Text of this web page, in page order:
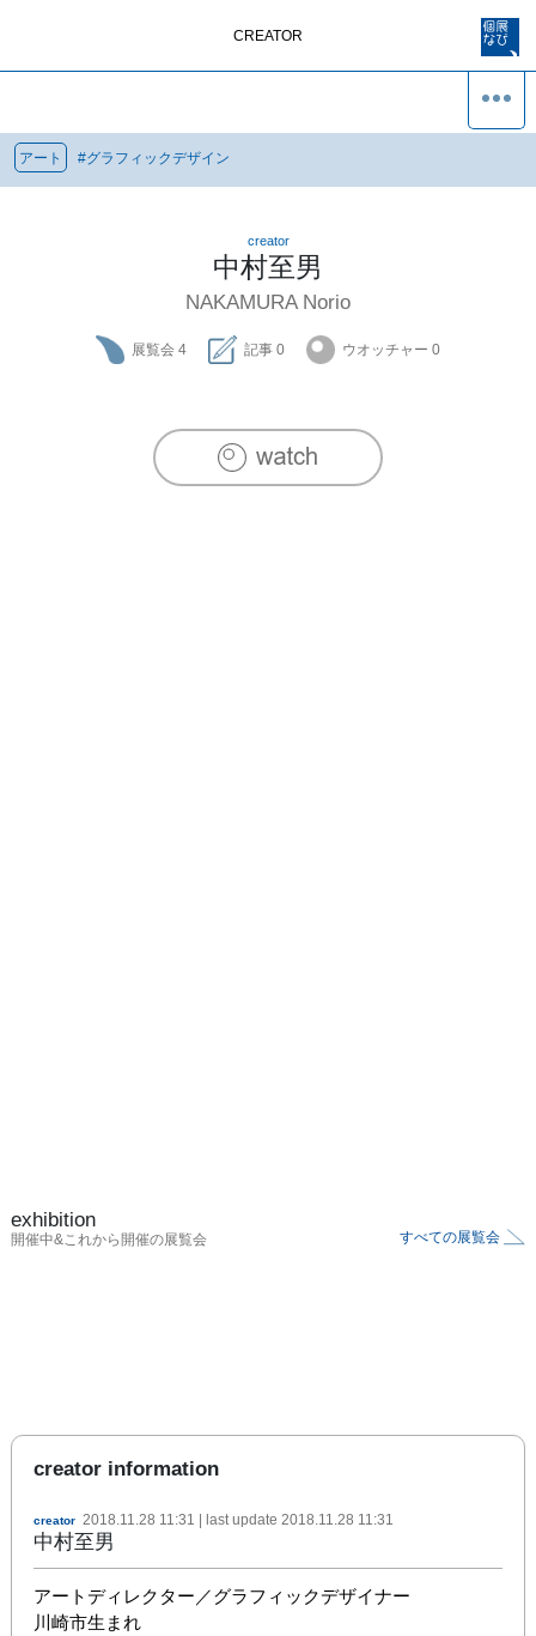
CREATOR
アート #グラフィックデザイン
creator
中村至男
NAKAMURA Norio
展覧会 4 記事 0 ウオッチャー 0
exhibition
開催中&これから開催の展覧会 すべての展覧会
creator information
creator 2018.11.28 11:31 | last update 2018.11.28 11:31
中村至男
アートディレクター／グラフィックデザイナー
川崎市生まれ